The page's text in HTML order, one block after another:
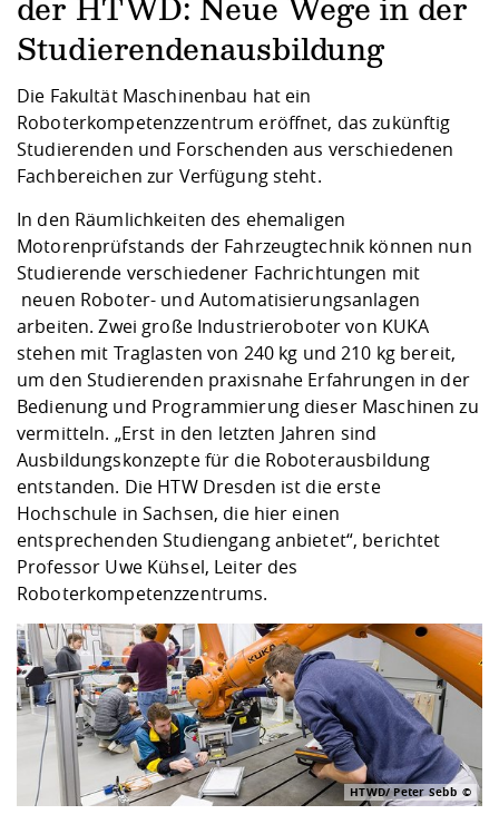
Vorbereitung
Checkliste zum
Studien- und
Digitales Lernen
Fremdsprachen
Jobs, Praktika,
Studieren in
Lebenslagen
Angebote der
Arbeit
Career Service
Lehren,
Internationale
Formulare und
FIS -
Prototyping und
Gründung und
Kontakt &
Förderverein
Gremien und
Informatik/
Angebote für Unternehmen
Kontakt und Anfahrt
Qualitätssicherung
der HTWD: Neue Wege in der
Studierendenausbildung
Die Fakultät Maschinenbau hat ein
Roboterkompetenzzentrum eröffnet, das zukünftig
Studierenden und Forschenden aus verschiedenen
Fachbereichen zur Verfügung steht.
In den Räumlichkeiten des ehemaligen
Motorenprüfstands der Fahrzeugtechnik können nun
Studierende verschiedener Fachrichtungen mit
neuen Roboter- und Automatisierungsanlagen
arbeiten. Zwei große Industrieroboter von KUKA
stehen mit Traglasten von 240 kg und 210 kg bereit,
um den Studierenden praxisnahe Erfahrungen in der
Bedienung und Programmierung dieser Maschinen zu
vermitteln. „Erst in den letzten Jahren sind
Ausbildungskonzepte für die Roboterausbildung
entstanden. Die HTW Dresden ist die erste
Hochschule in Sachsen, die hier einen
entsprechenden Studiengang anbietet“, berichtet
Professor Uwe Kühsel, Leiter des
Roboterkompetenzzentrums.
HTWD/ Peter Sebb